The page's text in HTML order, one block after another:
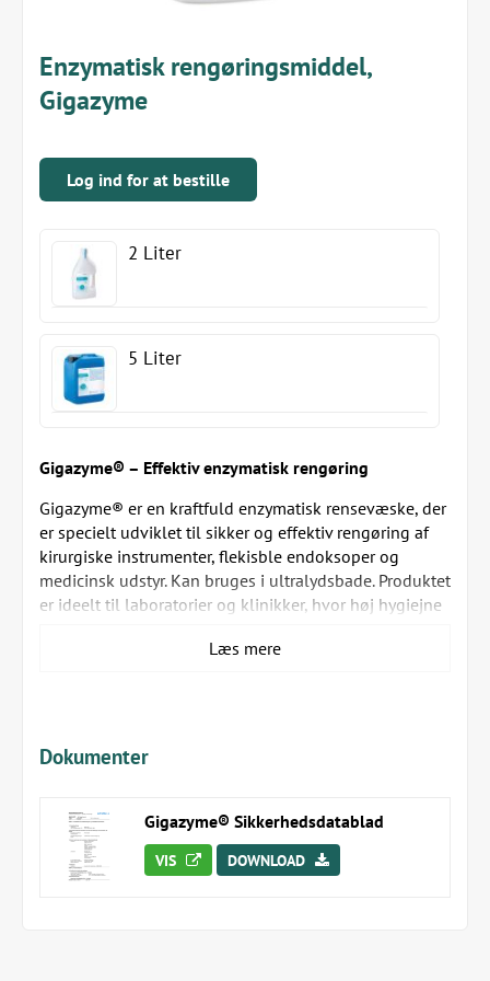
Enzymatisk rengøringsmiddel,
Gigazyme
Log ind for at bestille
2 Liter
5 Liter
Gigazyme® – Effektiv enzymatisk rengøring
Gigazyme® er en kraftfuld enzymatisk rensevæske, der
er specielt udviklet til sikker og effektiv rengøring af
kirurgiske instrumenter, flekisble endoksoper og
medicinsk udstyr. Kan bruges i ultralydsbade. Produktet
er ideelt til laboratorier og klinikker, hvor høj hygiejne
Gigazyme® er let bionedbrydelig og opfylder de
Effektiv mod organiske rester
Miljøvenlig og bionedbrydelig
pH-værdi: 5,5 – 8 (20°C)
Opløsning: > 100 g/l (20°C)
Læs mere
Dokumenter
Gigazyme® Sikkerhedsdatablad
VIS DOWNLOAD